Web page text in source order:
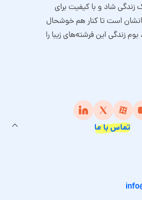
شاد و با کیفیت برای
است تا کنار هم خوشحال
زندگی این فرشته‌های زیبا را
تماس با ما